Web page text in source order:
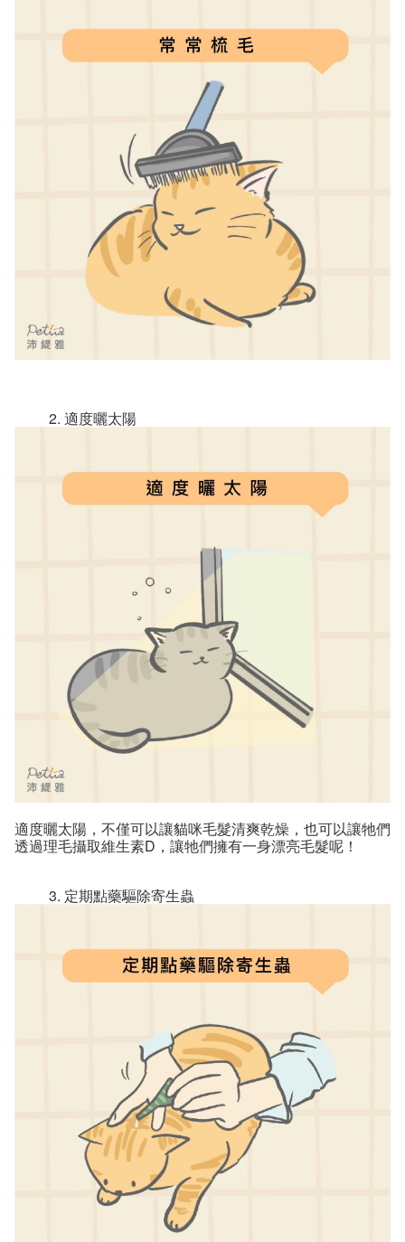
適度曬太陽
適度曬太陽，不僅可以讓貓咪毛髮清爽乾燥，也可以讓牠們
透過理毛攝取維生素D，讓牠們擁有一身漂亮毛髮呢！
定期點藥驅除寄生蟲